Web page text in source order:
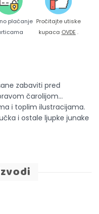
plaćanje Pročitajte utiske
kupaca OVDE .
zabaviti pred
čarolijom…
i toplim ilustracijama.
i ostale ljupke junake